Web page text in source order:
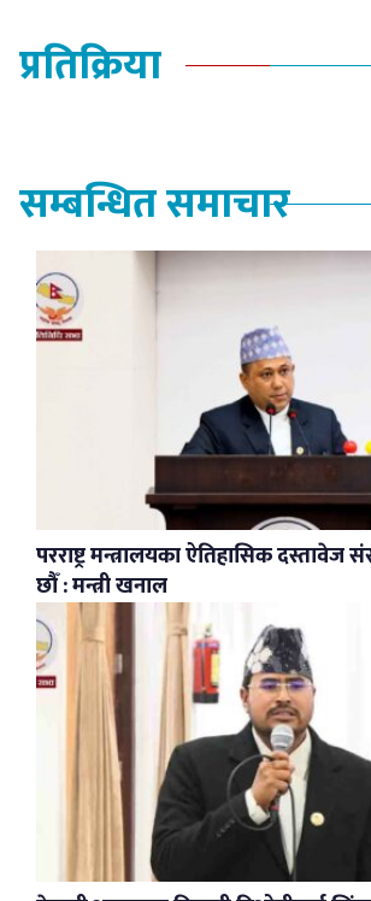
प्रतिक्रिया
सम्बन्धित समाचार
परराष्ट्र मन्त्रालयका ऐतिहासिक दस्तावेज
छौँ : मन्त्री खनाल